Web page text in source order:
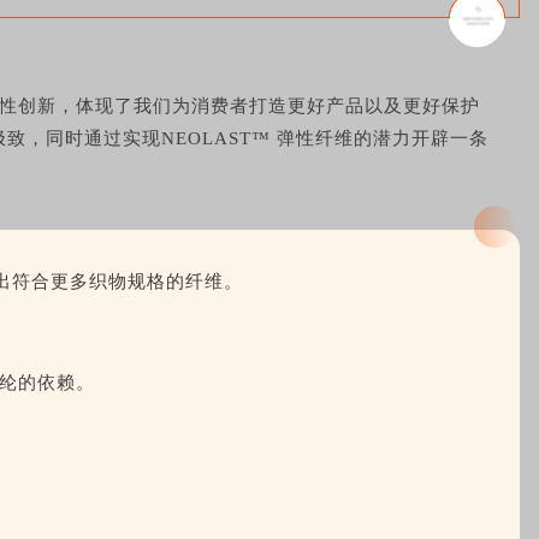
新，体现了我们为消费者打造更好产品以及更好保护
，同时通过实现NEOLAST™ 弹性纤维的潜力开辟一条
符合更多织物规格的纤维。
的依赖。